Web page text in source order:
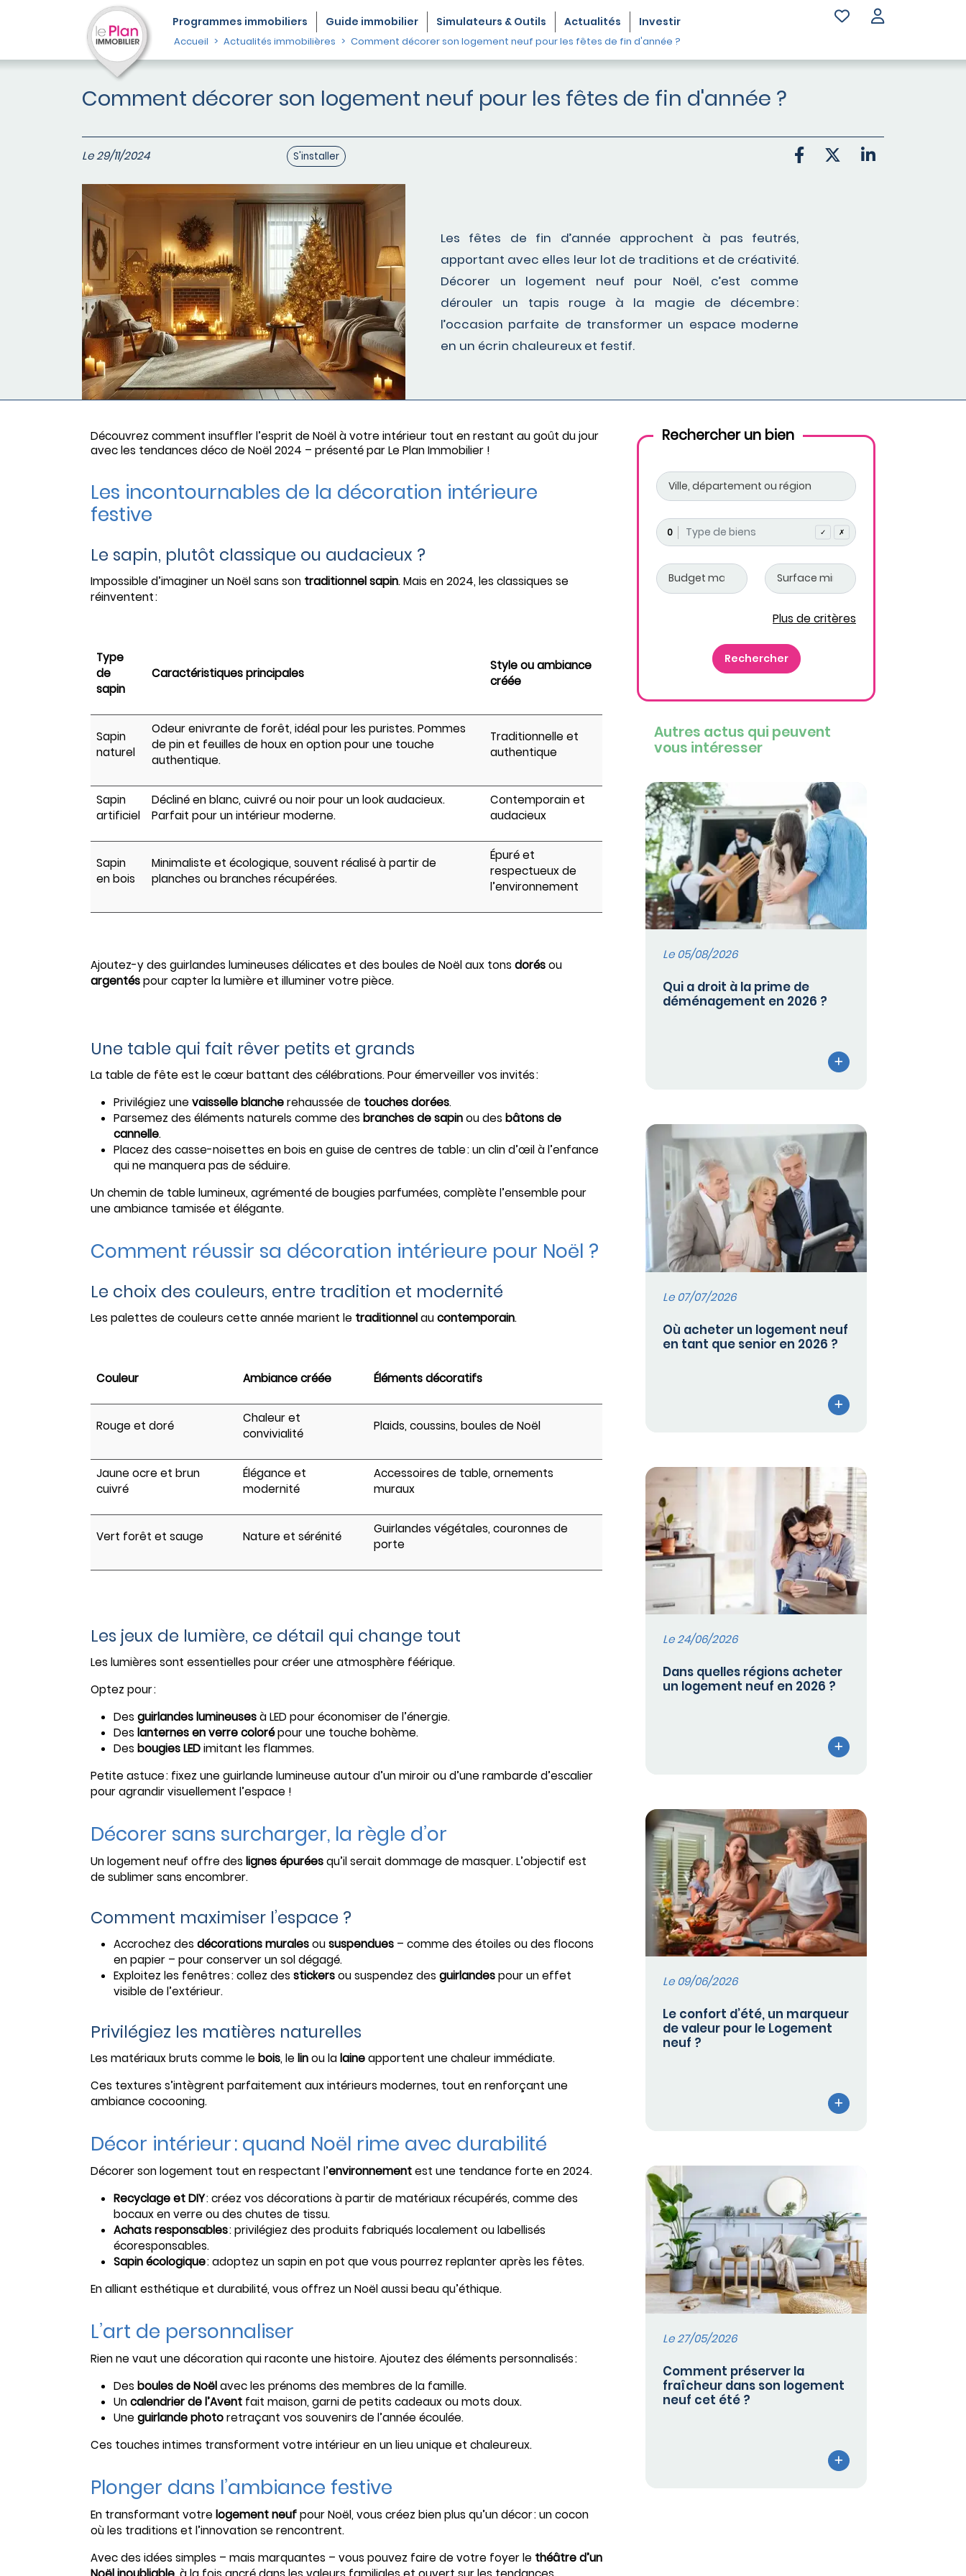
Programmes immobiliers Guide immobilier Simulateurs & Outils Actualités Investir
Accueil Actualités immobilières Comment décorer son logement neuf pour les fêtes de fin d'année ?
Comment décorer son logement neuf pour les fêtes de fin d'année ?
Le 29/11/2024 S'installer
Les fêtes de fin d’année approchent à pas feutrés,
apportant avec elles leur lot de traditions et de créativité.
Décorer un logement neuf pour Noël, c’est comme
dérouler un tapis rouge à la magie de décembre :
l’occasion parfaite de transformer un espace moderne
en un écrin chaleureux et festif.
Découvrez comment insuffler l’esprit de Noël à votre intérieur tout en restant au goût du jour
avec les tendances déco de Noël 2024 – présenté par Le Plan Immobilier !
Les incontournables de la décoration intérieure
festive
Le sapin, plutôt classique ou audacieux ?
Impossible d’imaginer un Noël sans son traditionnel sapin. Mais en 2024, les classiques se
réinventent :
Type
de
sapin
Caractéristiques principales
Style ou ambiance
créée
Sapin
naturel
Odeur enivrante de forêt, idéal pour les puristes. Pommes
de pin et feuilles de houx en option pour une touche
authentique.
Traditionnelle et
authentique
Sapin
artificiel
Décliné en blanc, cuivré ou noir pour un look audacieux.
Parfait pour un intérieur moderne.
Contemporain et
audacieux
Sapin
en bois
Minimaliste et écologique, souvent réalisé à partir de
planches ou branches récupérées.
Épuré et
respectueux de
l’environnement
Ajoutez-y des guirlandes lumineuses délicates et des boules de Noël aux tons dorésou
argentéspour capter la lumière et illuminer votre pièce.
Une table qui fait rêver petits et grands
La table de fête est le cœur battant des célébrations. Pour émerveiller vos invités :
Privilégiez une vaisselle blancherehaussée de touches dorées.
Parsemez des éléments naturels comme des branches de sapinou des bâtons de
cannelle.
Placez des casse-noisettes en bois en guise de centres de table : un clin d’œil à l’enfance
qui ne manquera pas de séduire.
Un chemin de table lumineux, agrémenté de bougies parfumées, complète l’ensemble pour
une ambiance tamisée et élégante.
Comment réussir sa décoration intérieure pour Noël ?
Le choix des couleurs, entre tradition et modernité
Les palettes de couleurs cette année marient le traditionnelaucontemporain.
Couleur Ambiance créée Éléments décoratifs
Rouge et doré
Chaleur et
convivialité
Plaids, coussins, boules de Noël
Jaune ocre et brun
cuivré
Élégance et
modernité
Accessoires de table, ornements
muraux
Vert forêt et sauge Nature et sérénité
Guirlandes végétales, couronnes de
porte
Les jeux de lumière, ce détail qui change tout
Les lumières sont essentielles pour créer une atmosphère féérique.
Optez pour :
Des guirlandes lumineusesà LED pour économiser de l’énergie.
Des lanternes en verre colorépour une touche bohème.
Des bougies LEDimitant les flammes.
Petite astuce : fixez une guirlande lumineuse autour d’un miroir ou d’une rambarde d’escalier
pour agrandir visuellement l’espace !
Décorer sans surcharger, la règle d’or
Un logement neuf offre des lignes épuréesqu’il serait dommage de masquer. L’objectif est
de sublimer sans encombrer.
Comment maximiser l’espace ?
Accrochez des décorations muralesoususpendues – comme des étoiles ou des flocons
en papier – pour conserver un sol dégagé.
Exploitez les fenêtres : collez des stickersou suspendez des guirlandespour un effet
visible de l’extérieur.
Privilégiez les matières naturelles
Les matériaux bruts comme le bois, le linou lalaineapportent une chaleur immédiate.
Ces textures s’intègrent parfaitement aux intérieurs modernes, tout en renforçant une
ambiance cocooning.
Décor intérieur : quand Noël rime avec durabilité
Décorer son logement tout en respectant l’environnementest une tendance forte en 2024.
Recyclage et DIY: créez vos décorations à partir de matériaux récupérés, comme des
bocaux en verre ou des chutes de tissu.
Achats responsables: privilégiez des produits fabriqués localement ou labellisés
écoresponsables.
Sapin écologique: adoptez un sapin en pot que vous pourrez replanter après les fêtes.
En alliant esthétique et durabilité, vous offrez un Noël aussi beau qu’éthique.
L’art de personnaliser
Rien ne vaut une décoration qui raconte une histoire. Ajoutez des éléments personnalisés :
Des boules de Noëlavec les prénoms des membres de la famille.
Uncalendrier de l’Avent fait maison, garni de petits cadeaux ou mots doux.
Une guirlande photoretraçant vos souvenirs de l’année écoulée.
Ces touches intimes transforment votre intérieur en un lieu unique et chaleureux.
Plonger dans l’ambiance festive
En transformant votre logement neufpour Noël, vous créez bien plus qu’un décor : un cocon
où les traditions et l’innovation se rencontrent.
Avec des idées simples – mais marquantes – vous pouvez faire de votre foyer le théâtre d’un
Rechercher un bien
0 ✓ ✗
Plus de critères
Autres actus qui peuvent
vous intéresser
Le 05/08/2026
Qui a droit à la prime de
déménagement en 2026 ?
Le 07/07/2026
Où acheter un logement neuf
en tant que senior en 2026 ?
Le 24/06/2026
Dans quelles régions acheter
un logement neuf en 2026 ?
Le 09/06/2026
Le confort d’été, un marqueur
de valeur pour le Logement
neuf ?
Le 27/05/2026
Comment préserver la
fraîcheur dans son logement
neuf cet été ?